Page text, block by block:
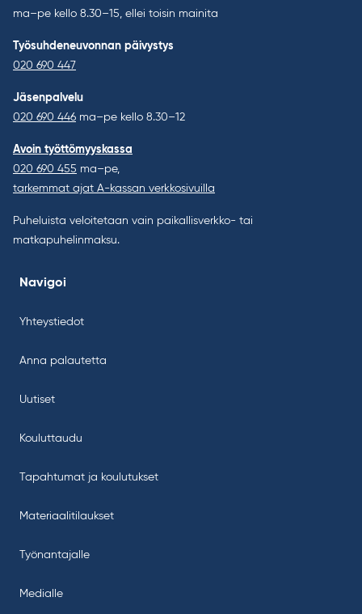
ma–pe kello 8.30–15, ellei toisin mainita
Työsuhdeneuvonnan päivystys
020 690 447
Jäsenpalvelu
020 690 446 ma–pe kello 8.30–12
Avoin työttömyyskassa
020 690 455 ma–pe,
tarkemmat ajat A-kassan verkkosivuilla
Puheluista veloitetaan vain paikallisverkko- tai
matkapuhelinmaksu.
Navigoi
Yhteystiedot
Anna palautetta
Uutiset
Kouluttaudu
Tapahtumat ja koulutukset
Materiaalitilaukset
Työnantajalle
Medialle